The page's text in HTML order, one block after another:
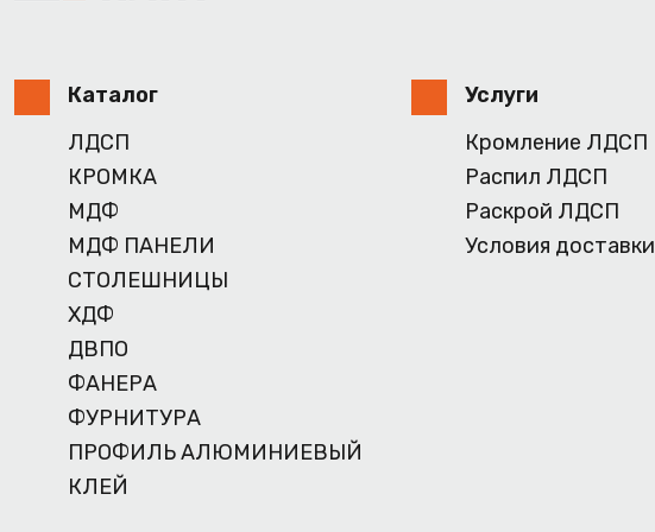
Каталог
ЛДСП
КРОМКА
МДФ
МДФ ПАНЕЛИ
СТОЛЕШНИЦЫ
ХДФ
ДВПО
ФАНЕРА
ФУРНИТУРА
ПРОФИЛЬ АЛЮМИНИЕВЫЙ
КЛЕЙ
Услуги
Кромление ЛДСП
Распил ЛДСП
Раскрой ЛДСП
Условия доставки